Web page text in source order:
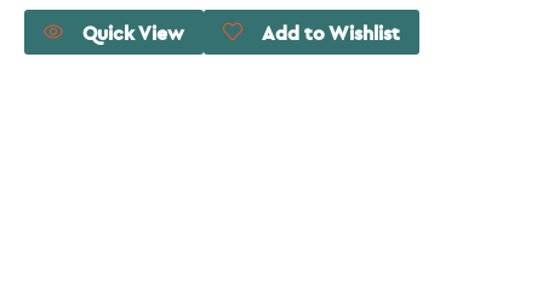
Quick View Add to Wishlist